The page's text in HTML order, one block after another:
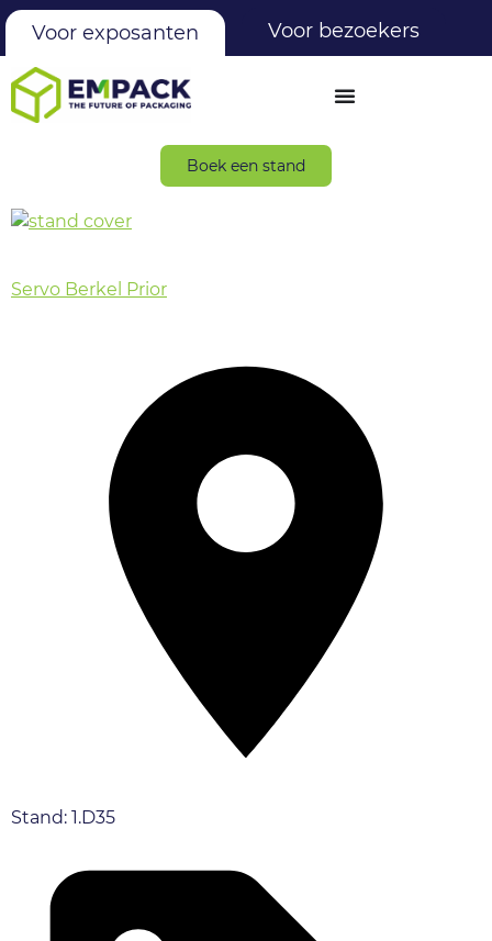
Voor exposanten Voor bezoekers
Boek een stand
Servo Berkel Prior
Stand: 1.D35